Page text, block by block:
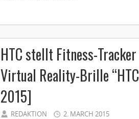
HTC stellt Fitness-
Virtual Reality-Brille
2015]
REDAKTION 2. MARCH 2015